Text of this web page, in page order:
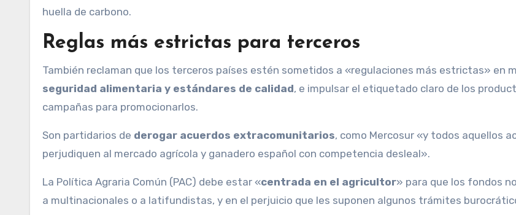
huella de carbono.
Reglas más estrictas para terceros
También reclaman que los terceros países estén sometidos a «regulaciones más estrictas» en
seguridad alimentaria y estándares de calidad, e impulsar el etiquetado claro de los
campañas para promocionarlos.
Son partidarios de derogar acuerdos extracomunitarios, como Mercosur «y todos aquellos
perjudiquen al mercado agrícola y ganadero español con competencia desleal».
La Política Agraria Común (PAC) debe estar «centrada en el agricultor» para que los fondos
a multinacionales o a latifundistas, y en el perjuicio que les suponen algunos trámites